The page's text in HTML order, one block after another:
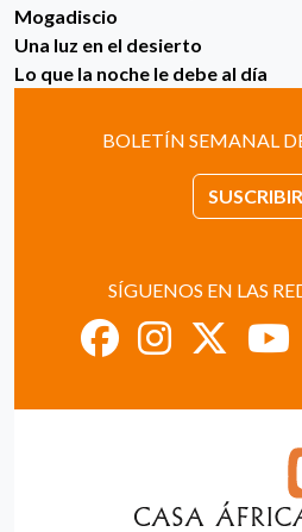
Mogadiscio
Una luz en el desierto
Lo que la noche le debe al día
BOLETÍN SEMANAL
SÍGUENOS EN LAS